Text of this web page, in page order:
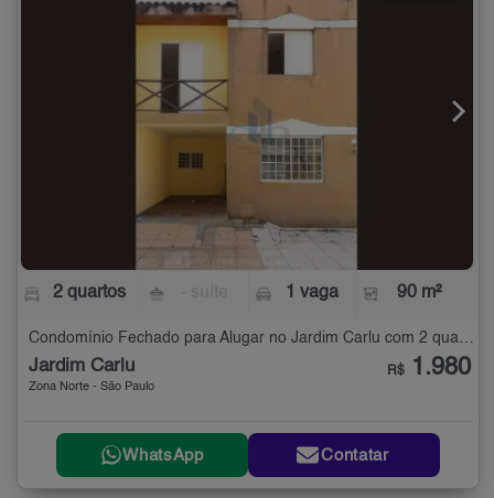
2 quartos 1 vaga 90 m²
Condomínio Fechado para Alugar no Jardim Carlu com 2 quartos - 90 m²
Jardim Carlu
Zona Norte - São Paulo
R$ 1.980
WhatsApp Contatar